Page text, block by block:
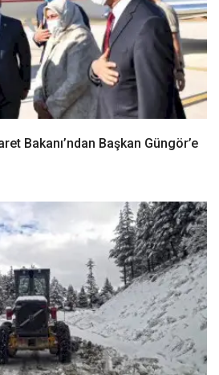
Bakanı’ndan Başkan Güngör’e